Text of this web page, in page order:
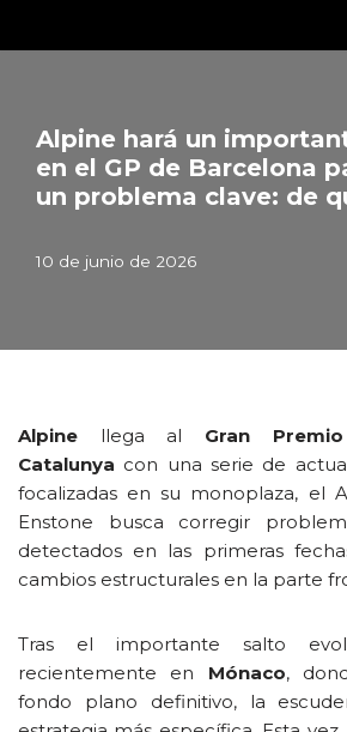
Alpine hará un
en el GP de Barcelona
un problema clave: de
10 de junio de 2026
Alpine llega al Gran
Catalunya con una serie de
focalizadas en su monoplaza, el
Enstone busca corregir
detectados en las primeras
cambios estructurales en la parte
Tras el importante salto
recientemente en Mónaco,
fondo plano definitivo, la